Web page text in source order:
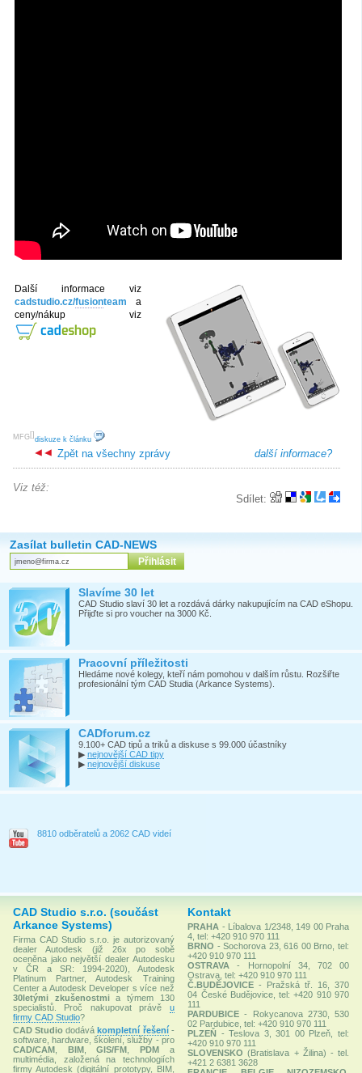
Další informace viz
cadstudio.cz/fusionteam a
ceny/nákup viz
[
MFG ]
diskuze k článku
další informace?
Zpět na všechny zprávy
Sdílet:
Viz též:
Zasílat bulletin CAD-NEWS
Slavíme 30 let
CAD Studio slaví 30 let a rozdává dárky nakupujícím na CAD eShopu.
Přijďte si pro voucher na 3000 Kč.
Pracovní příležitosti
Hledáme nové kolegy, kteří nám pomohou v dalším růstu. Rozšiřte
profesionální tým CAD Studia (Arkance Systems).
CADforum.cz
9.100+ CAD tipů a triků a diskuse s 99.000 účastníky
▶ nejnovější CAD tipy
▶ nejnovější diskuse
8810 odběratelů a 2062 CAD videí
CAD Studio s.r.o. (součást
Arkance Systems)
Firma CAD Studio s.r.o. je autorizovaný
dealer Autodesk (již 26x po sobě
oceněna jako největší dealer Autodesku
v ČR a SR: 1994-2020), Autodesk
Platinum Partner, Autodesk Training
Center a Autodesk Developer s více než
30letými zkušenostmia týmem 130
specialistů. Proč nakupovat právě u
firmy CAD Studio?
CAD Studio dodávákompletní řešení-
software, hardware, školení, služby - pro
CAD/CAM
BIM,GIS/FM ,PDM a
multimédia, založená na technologiích
firmy Autodesk (digitální prototypy, BIM,
Kontakt
PRAHA - Líbalova 1/2348, 149 00 Praha
4, tel: +420 910 970 111
BRNO - Sochorova 23, 616 00 Brno, tel:
+420 910 970 111
OSTRAVA
- Hornopolní 34, 702 00
Ostrava, tel: +420 910 970 111
Č.BUDĚJOVICE - Pražská tř. 16, 370
04 České Budějovice, tel: +420 910 970
111
PARDUBICE - Rokycanova 2730, 530
02 Pardubice, tel: +420 910 970 111
PLZEŇ - Teslova 3, 301 00 Plzeň, tel:
+420 910 970 111
SLOVENSKO (Bratislava + Žilina) - tel.
+421 2 6381 3628